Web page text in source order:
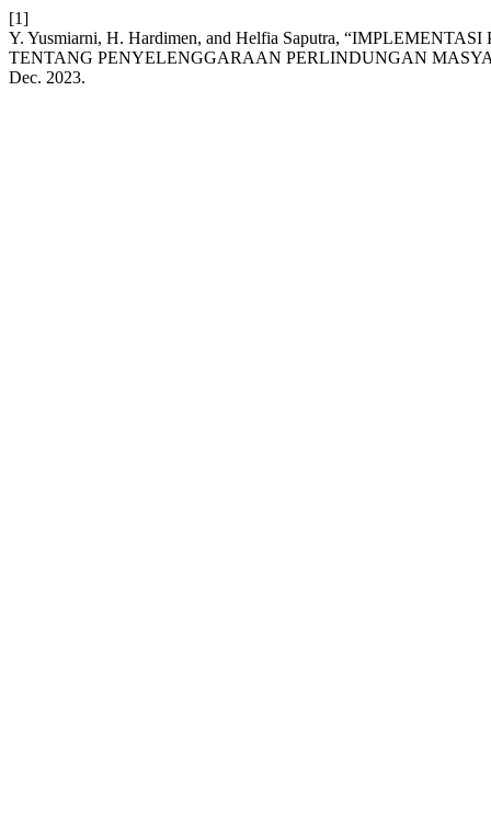
[1]
Y. Yusmiarni, H. Hardimen, and Helfia Saputra,
TENTANG PENYELENGGARAAN PERLINDUNGAN
Dec. 2023.